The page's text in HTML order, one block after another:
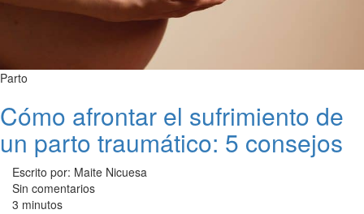
Parto
Cómo afrontar el sufrimiento de
un parto traumático: 5 consejos
Escrito por: Maite Nicuesa
Sin comentarios
3 minutos